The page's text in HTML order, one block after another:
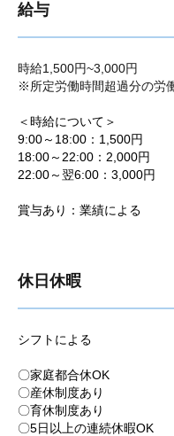
給与
時給1,500円~3,000円
※所定労働時間超過分の労
＜時給について＞
9:00～18:00：1,500円
18:00～22:00：2,000円
22:00～翌6:00：3,000円
賞与あり：業績による
休日休暇
シフトによる
〇家庭都合休OK
〇産休制度あり
〇育休制度あり
〇5日以上の連続休暇OK